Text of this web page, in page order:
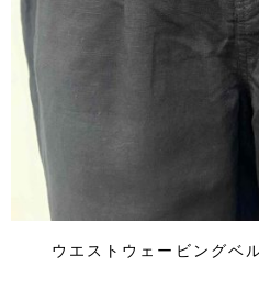
ウエストウェービングベ